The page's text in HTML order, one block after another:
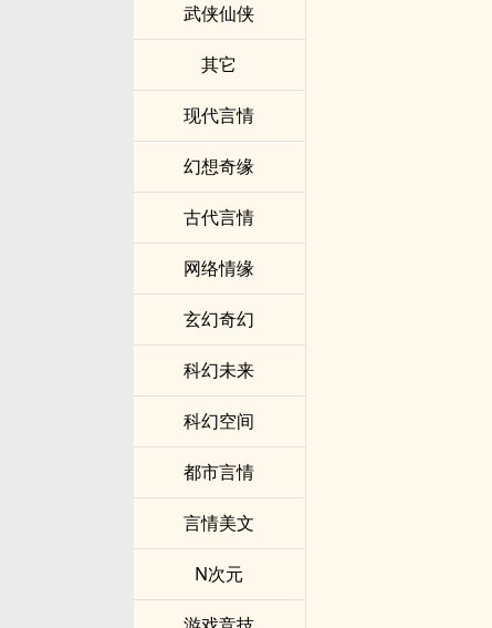
武侠仙侠
其它
现代言情
幻想奇缘
古代言情
网络情缘
玄幻奇幻
科幻未来
科幻空间
都市言情
言情美文
N次元